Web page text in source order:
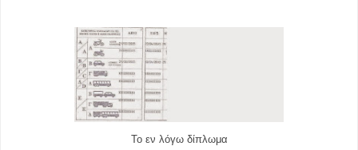
Το εν λόγω δίπλωμα